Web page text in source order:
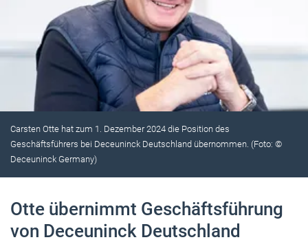
Carsten Otte hat zum 1. Dezember 2024 die Position des
Geschäftsführers bei Deceuninck Deutschland übernommen. (Foto: ©
Deceuninck Germany)
Otte übernimmt Geschäftsführung
von Deceuninck Deutschland